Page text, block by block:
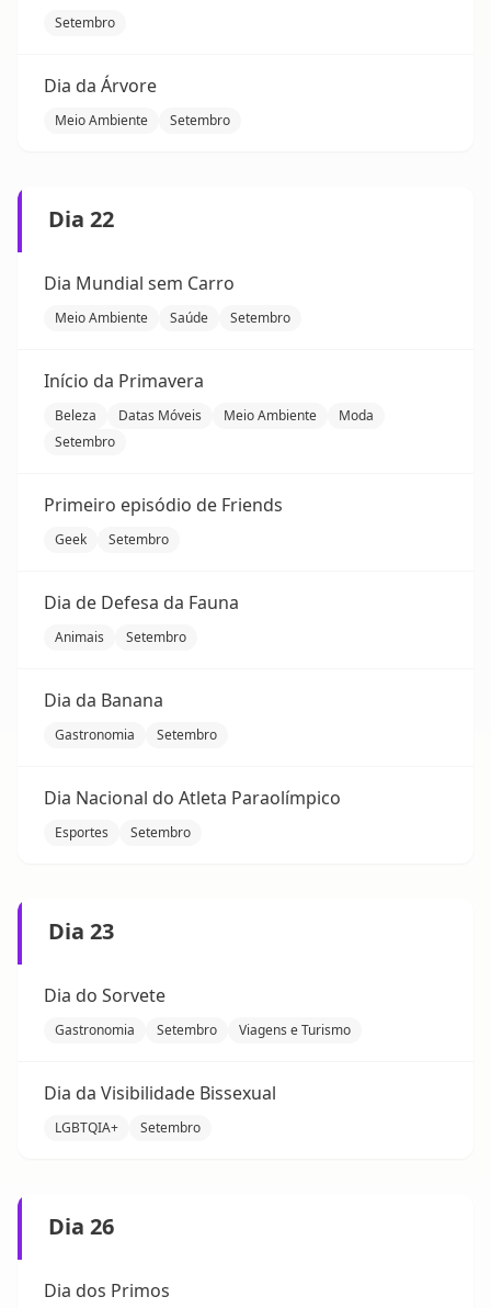
Setembro
Dia da Árvore
Meio Ambiente Setembro
Dia 22
Dia Mundial sem Carro
Meio Ambiente Saúde Setembro
Início da Primavera
Beleza Datas Móveis Meio Ambiente
Moda
Setembro
Primeiro episódio de Friends
Geek Setembro
Dia de Defesa da Fauna
Animais Setembro
Dia da Banana
Gastronomia Setembro
Dia Nacional do Atleta Paraolímpico
Esportes Setembro
Dia 23
Dia do Sorvete
Gastronomia Setembro Viagens e Turismo
Dia da Visibilidade Bissexual
LGBTQIA+ Setembro
Dia 26
Dia dos Primos